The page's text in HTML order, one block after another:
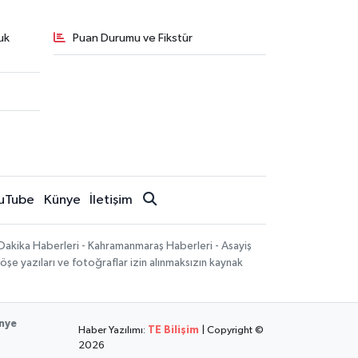
Puan Durumu ve Fikstür
Künye İletişim
Haberleri - Kahramanmaraş Haberleri - Asayiş
yazıları ve fotoğraflar izin alınmaksızın kaynak
Haber Yazılımı: TE Bilişim
| Copyright ©
2026